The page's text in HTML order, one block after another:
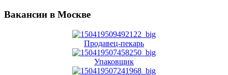
Вакансии в Москве
Продавец-пекарь
Упаковщик